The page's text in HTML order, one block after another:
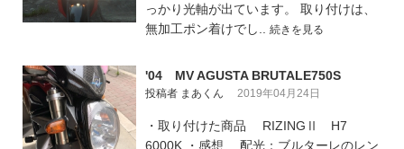
っかり光軸が出ています。 取り付けは、
無加工ポン着けでし.. 続きを見る
'04 MV AGUSTA BRUTALE750S
投稿者 まあくん 2019年04月24日
・取り付けた商品 RIZINGⅡ H7
6000K ・感想 配光：ブルターレのレン